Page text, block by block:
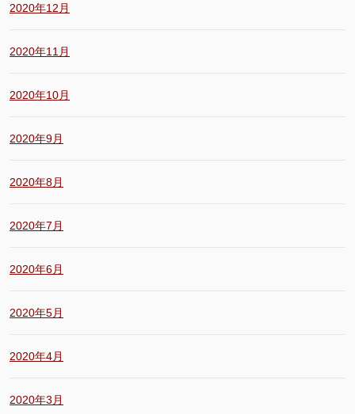
2020年12月
2020年11月
2020年10月
2020年9月
2020年8月
2020年7月
2020年6月
2020年5月
2020年4月
2020年3月